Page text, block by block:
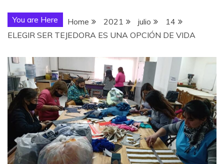
You are Here Home 2021 julio
14
ELEGIR SER TEJEDORA ES UNA OPCIÓN DE VIDA